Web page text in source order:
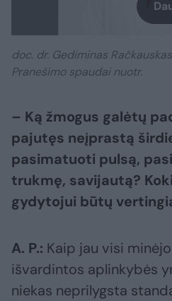
doc. dr. Gediminas Račkauskas
Pranešimo spaudai nuotr.
– Ką žmogus galėtų
pajutęs neįprastą
pasimatuoti pulsą,
trukmę, savijautą?
gydytojui būtų
A. P.: Kaip jau visi
išvardintos aplinkybės
niekas neprilygsta